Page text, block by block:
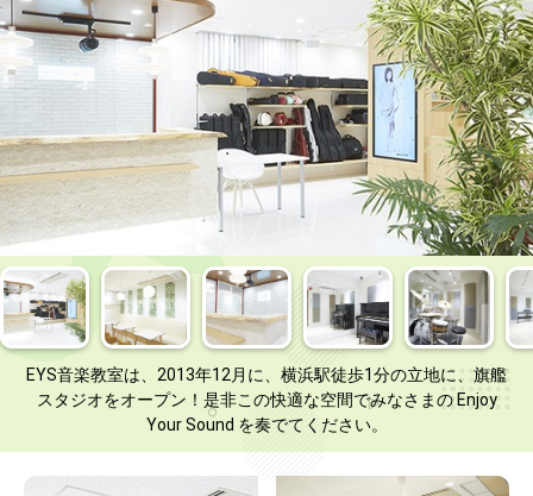
EYS音楽教室は、2013年12月に、横浜駅徒歩1分の立地に、旗艦
スタジオをオープン！是非この快適な空間でみなさまの Enjoy
Your Sound を奏でてください。